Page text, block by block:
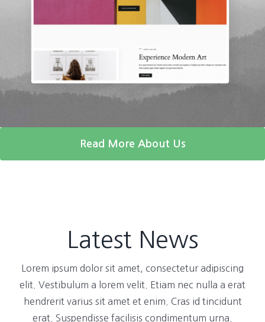
Read More About Us
Latest News
Lorem ipsum dolor sit amet, consectetur adipiscing
elit. Vestibulum a lorem velit. Etiam nec nulla a erat
hendrerit varius sit amet et enim. Cras id tincidunt
erat. Suspendisse facilisis condimentum urna.